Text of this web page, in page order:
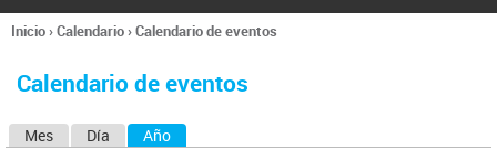
l
Se
usted
Inicio›Calendario›Calendario de eventos
Calendario de eventos
Mes Día Año